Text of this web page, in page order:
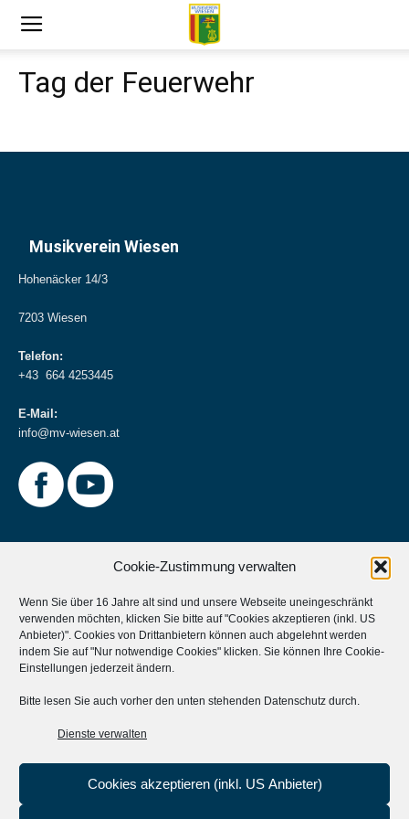
Cookie-Zustimmung verwalten
Wenn Sie über 16 Jahre alt sind und unsere Webseite uneingeschränkt
verwenden möchten, klicken Sie bitte auf "Cookies akzeptieren (inkl. US
Anbieter)". Cookies von Drittanbietern können auch abgelehnt werden
indem Sie auf "Nur notwendige Cookies" klicken. Sie können Ihre Cookie-
Einstellungen jederzeit ändern.
Bitte lesen Sie auch vorher den unten stehenden Datenschutz durch.
Dienste verwalten
Cookies akzeptieren (inkl. US Anbieter)
Tag der Feuerwehr
Musikverein Wiesen
Hohenäcker 14/3
7203 Wiesen
Telefon:
+43 664 4253445
E-Mail:
info@mv-wiesen.at
Weitere Informationen
Musikverein Unterstützen?